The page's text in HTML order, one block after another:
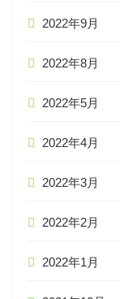
2022年9月
2022年8月
2022年5月
2022年4月
2022年3月
2022年2月
2022年1月